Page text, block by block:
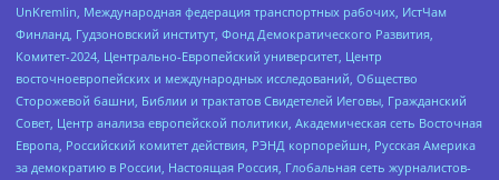
UnKremlin, Международная федерация транспортных рабочих, ИстЧам
Финланд, Гудзоновский институт, Фонд Демократического Развития,
Комитет-2024, Центрально-Европейский университет, Центр
восточноевропейских и международных исследований, Общество
Сторожевой башни, Библии и трактатов Свидетелей Иеговы, Гражданский
Совет, Центр анализа европейской политики, Академическая сеть Восточная
Европа, Российский комитет действия, РЭНД корпорейшн, Русская Америка
за демократию в России, Настоящая Россия, Глобальная сеть журналистов-